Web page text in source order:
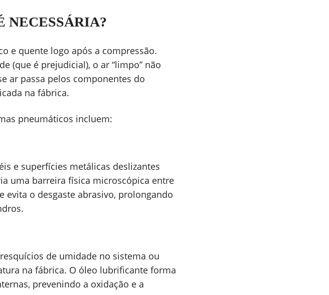
NECESSÁRIA?
e quente logo após a compressão.
(que é prejudicial), o ar “limpo” não
ar passa pelos componentes do
na fábrica.
pneumáticos incluem:
e superfícies metálicas deslizantes
uma barreira física microscópica entre
evita o desgaste abrasivo, prolongando
de umidade no sistema ou
na fábrica. O óleo lubrificante forma
prevenindo a oxidação e a